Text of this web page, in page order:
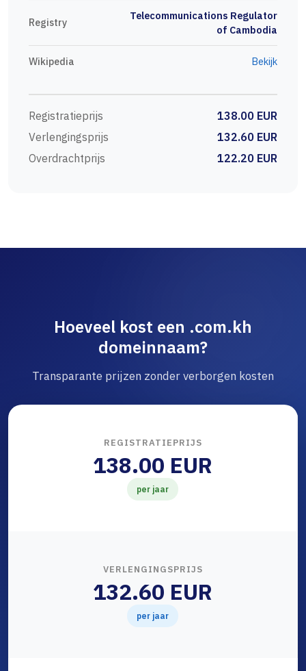
Registry
Telecommunications Regulator
of Cambodia
Wikipedia Bekijk
Registratieprijs
138.00 EUR
Verlengingsprijs
132.60 EUR
Overdrachtprijs
122.20 EUR
Hoeveel kost een .com.kh
domeinnaam?
Transparante prijzen zonder verborgen kosten
REGISTRATIEPRIJS
138.00 EUR
per jaar
VERLENGINGSPRIJS
132.60 EUR
per jaar